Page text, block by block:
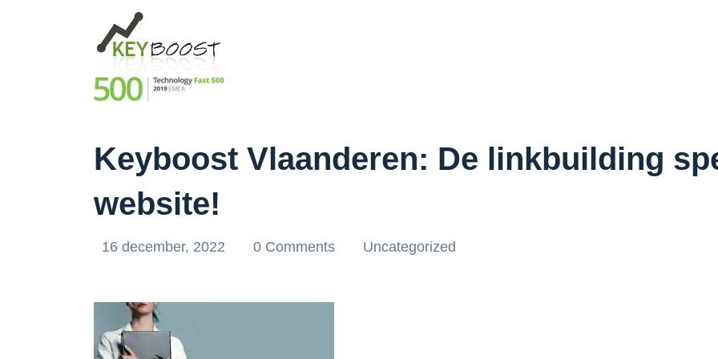
Keyboost Vlaanderen: De linkbuilding
website!
16 december, 2022 0 Comments Uncategorized